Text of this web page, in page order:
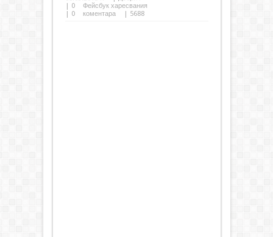
| 0
Фейсбук харесвания
| 0 коментара | 5688